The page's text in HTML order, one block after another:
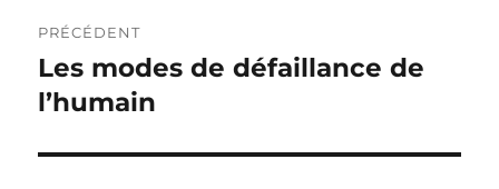
de
l’article
PRÉCÉDENT
Publication
précédente :
Les modes de défaillance de
l’humain